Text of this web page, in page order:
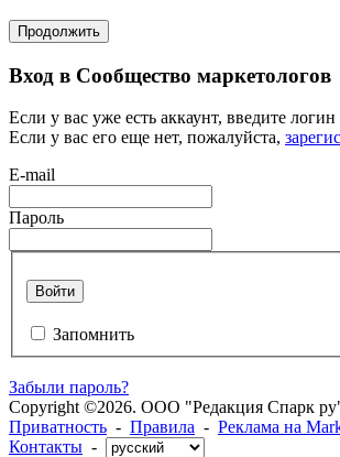
Продолжить
Вход в Сообщество маркетологов
Если у вас уже есть аккаунт, введите
Если у вас его еще нет, пожалуйста,
E-mail
Пароль
Войти
Запомнить
Забыли пароль?
Copyright ©2026. ООО "Редакция Спарк
Приватность - Правила - Реклама на
Контакты -